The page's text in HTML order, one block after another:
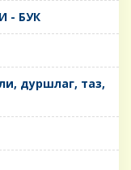
- БУК
дуршлаг, таз,